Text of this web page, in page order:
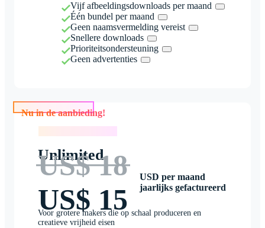
Vijf afbeeldingsdownloads per maand
Één bundel per maand
Geen naamsvermelding vereist
Snellere downloads
Prioriteitsondersteuning
Geen advertenties
Nu in de aanbieding!
Unlimited
US$ 18
US$ 15
USD per maand
jaarlijks gefactureerd
Voor grotere makers die op schaal produceren en
creatieve vrijheid eisen